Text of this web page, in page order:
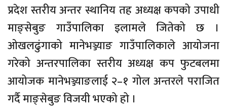
प्रदेश स्तरीय अन्तर स्थानिय तह अध्यक्ष कपको उपाधी
माङ्सेबुङ गाउँपालिका इलामले जितेको छ ।
ओखलढुंगाको मानेभञ्ज्याङ गाउँपालिकाले आयोजना
गरेको अन्तरपालिका स्तरीय अध्यक्ष कप फुटबलमा
आयोजक मानेभञ्ज्याङलाई २–१ गोल अन्तरले पराजित
गर्दै माङ्सेबुङ विजयी भएको हो ।